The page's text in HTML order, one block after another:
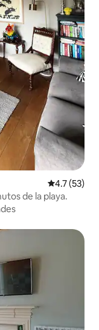
Calificación
4.7 (53)
de la playa.